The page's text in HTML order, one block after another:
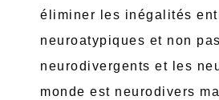
éliminer les inégalités
neuroatypiques et non
neurodivergents et les
monde est neurodivers